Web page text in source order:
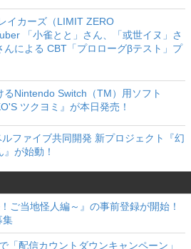
イカーズ（LIMIT ZERO
「小雀とと」さん、「或世イヌ」さ
んによる CBT「プロローグβテスト」プ
るNintendo Switch（TM）用ソフト
ツクヨミ』が本日発売！
ファイブ共同開発 新プロジェクト『幻
が始動！
ご当地怪人編～』の事前登録が開始！
集
「配信カウントダウンキャンペーン」